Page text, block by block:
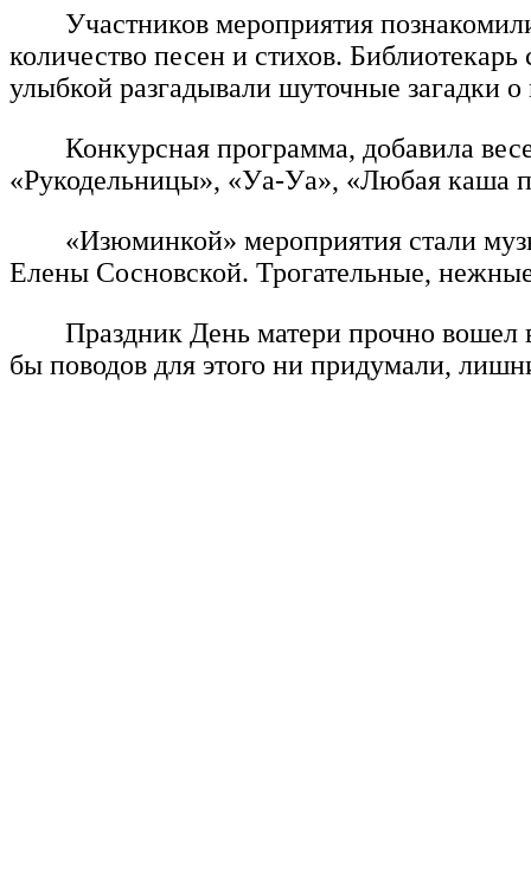
Участников мероприятия
количество песен и стихов.
улыбкой разгадывали шуточные загадки
Конкурсная программа, добавила
«Рукодельницы», «Уа-Уа», «Любая каша
«Изюминкой» мероприятия стали
Елены Сосновской. Трогательные,
Праздник День матери прочно
бы поводов для этого ни придумали,